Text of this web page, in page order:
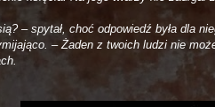
– spytał, choć odpowiedź była dla
– Żaden z twoich ludzi nie